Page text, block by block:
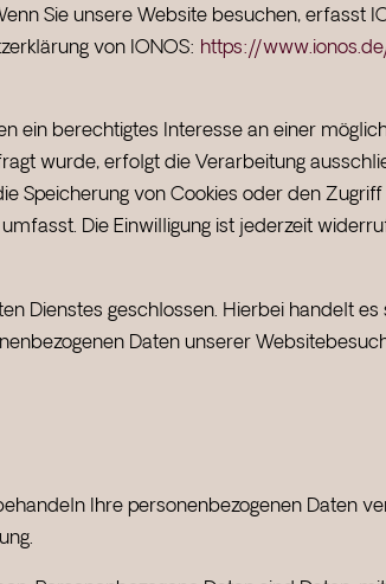
Sie unsere Website besuchen, erfasst
von IONOS: https://
ein berechtigtes Interesse an einer
wurde, erfolgt die Verarbeitung
Speicherung von Cookies oder den
Die Einwilligung ist jederzeit
Dienstes geschlossen. Hierbei handelt es
Daten unserer
Ihre personenbezogenen Daten